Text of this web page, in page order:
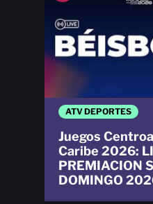
ATV DEPORTES
Juegos
Caribe 2026:
PREMIACION
DOMINGO